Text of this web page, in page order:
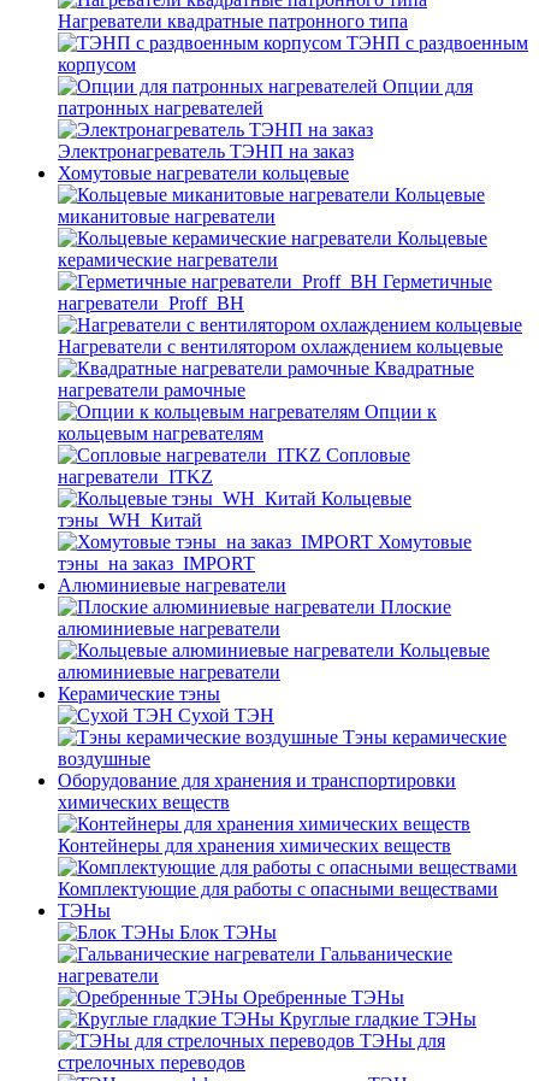
Нагреватели квадратные патронного типа
ТЭНП с раздвоенным
корпусом
Опции для
патронных нагревателей
Электронагреватель ТЭНП на заказ
Хомутовые нагреватели кольцевые
Кольцевые
миканитовые нагреватели
Кольцевые
керамические нагреватели
Герметичные
нагреватели_Proff_BH
Нагреватели с вентилятором охлаждением кольцевые
Квадратные
нагреватели рамочные
Опции к
кольцевым нагревателям
Cопловые
нагреватели_ITKZ
Кольцевые
тэны_WH_Китай
Хомутовые
тэны_на заказ_IMPORT
Алюминиевые нагреватели
Плоские
алюминиевые нагреватели
Кольцевые
алюминиевые нагреватели
Керамические тэны
Сухой ТЭН
Тэны керамические
воздушные
Оборудование для хранения и транспортировки
химических веществ
Контейнеры для хранения химических веществ
Комплектующие для работы с опасными веществами
ТЭНы
Блок ТЭНы
Гальванические
нагреватели
Оребренные ТЭНы
Круглые гладкие ТЭНы
ТЭНы для
стрелочных переводов